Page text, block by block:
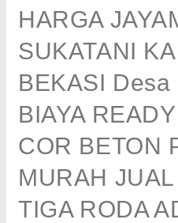
HARGA
SUKATANI
BEKASI
BIAYA
COR BETON
MURAH
TIGA RODA